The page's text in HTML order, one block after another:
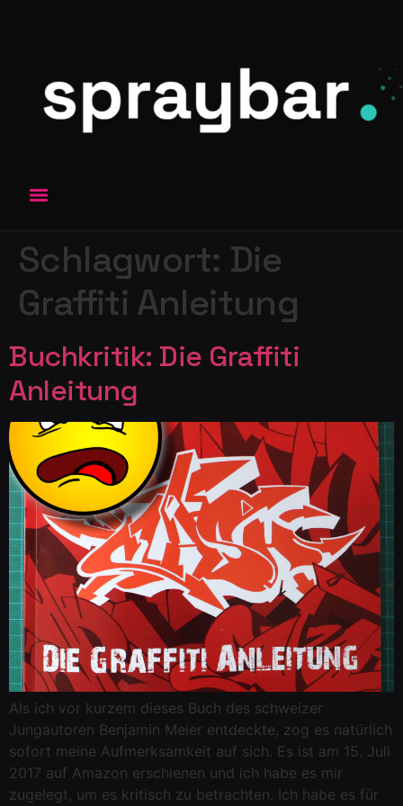
Schlagwort: Die
Graffiti Anleitung
Buchkritik: Die Graffiti
Anleitung
Als ich vor kurzem dieses Buch des schweizer
Jungautoren Benjamin Meier entdeckte, zog es natürlich
sofort meine Aufmerksamkeit auf sich. Es ist am 15. Juli
2017 auf Amazon erschienen und ich habe es mir
zugelegt, um es kritisch zu betrachten. Ich habe es für